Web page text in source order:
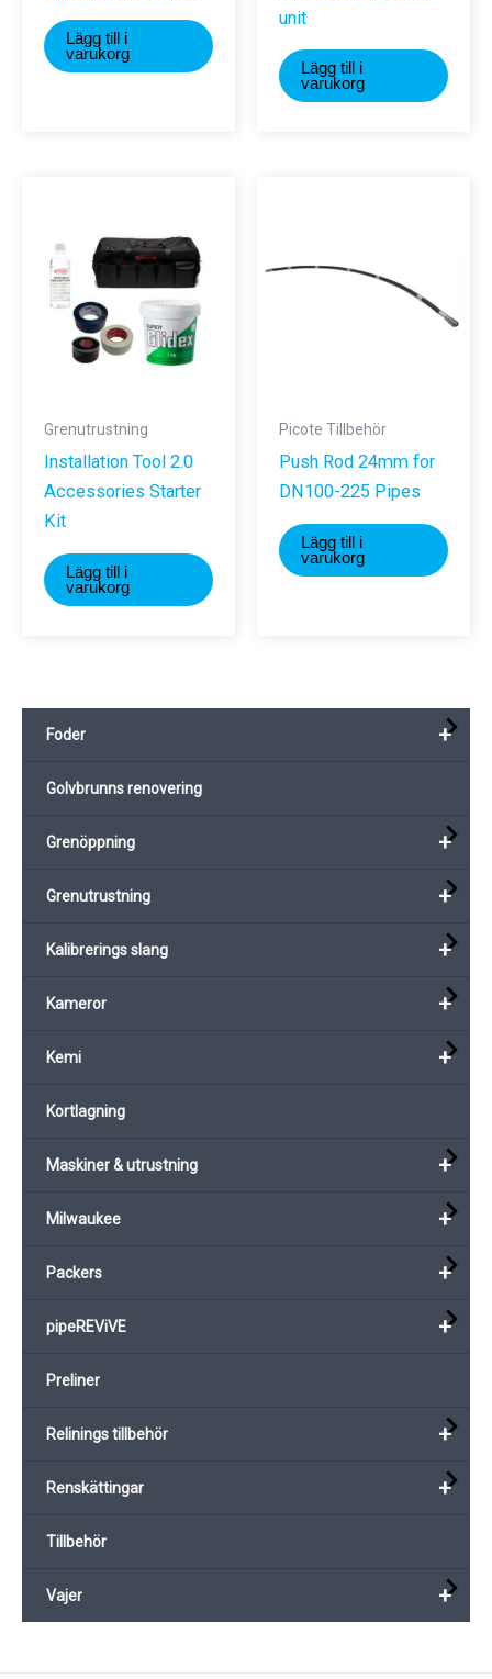
Lägg till i
varukorg
unit
Lägg till i
varukorg
Grenutrustning
Installation Tool 2.0
Accessories Starter
Kit
Lägg till i
varukorg
Picote Tillbehör
Push Rod 24mm for
DN100-225 Pipes
Lägg till i
varukorg
+
Foder
Golvbrunns renovering
+
Grenöppning
+
Grenutrustning
+
Kalibrerings slang
+
Kameror
+
Kemi
Kortlagning
+
Maskiner & utrustning
+
Milwaukee
+
Packers
+
pipeREViVE
Preliner
+
Relinings tillbehör
+
Renskättingar
Tillbehör
+
Vajer